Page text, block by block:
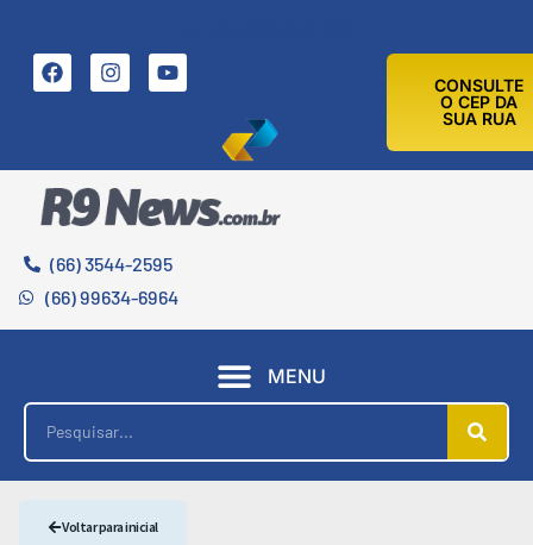
CONSULTE
O CEP DA
SUA RUA
(66) 3544-2595
(66) 99634-6964
MENU
Voltar para inicial